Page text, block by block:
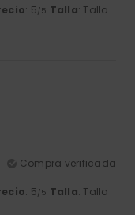
: 5/5 Talla: Talla
Compra verificada
: 5/5 Talla: Talla